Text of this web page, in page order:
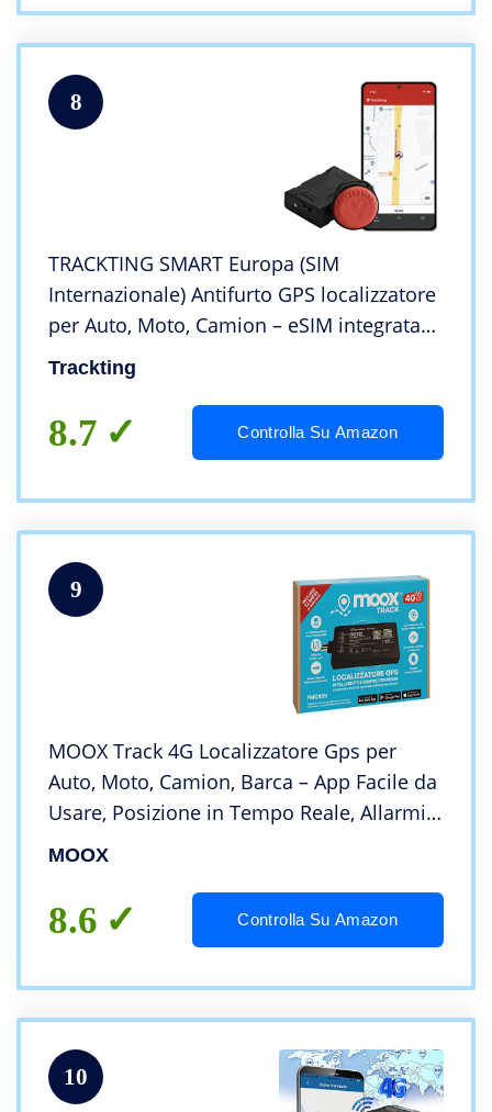
8
TRACKTING SMART Europa (SIM
Internazionale) Antifurto GPS localizzatore
per Auto, Moto, Camion – eSIM integrata
Senza Canone – No cavi – Lo attivi in 5
minuti – Notifiche di parcheggio –
Chiamata telefonica di allarme –
Tracciamento in tempo reale in caso di
dura mesi
Trackting
8.7 Controlla Su Amazon
9
MOOX Track 4G Localizzatore Gps per
Auto, Moto, Camion, Barca – App Facile da
Usare, Posizione in Tempo Reale, Allarmi e
avvisi – Sim e Traffico Incluso per 12 Mesi
MOOX
8.6 Controlla Su Amazon
10